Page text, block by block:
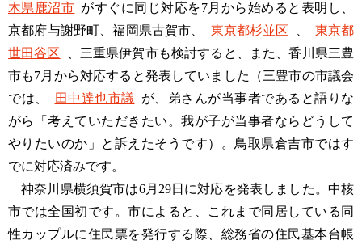
木県鹿沼市 がすぐに同じ対応を7月から始めると表明し、
京都府与謝野町、福岡県古賀市、
東京都杉並区
東京都
世田谷区
、三重県伊賀市も検討すると、また、香川県三豊
市も7月から対応すると発表していました（三豊市の市議会
では、
田中達也市議
が、弟さんが当事者であると語りな
がら「考えていただきたい。我が子が当事者ならどうして
やりたいのか」と訴えたそうです）。鳥取県倉吉市ではす
でに対応済みです。
神奈川県横須賀市は6月29日に対応を発表しました。中核
市では全国初です。市によると、これまで同居している同
性カップルに住民票を発行する際、総務省の住民基本台帳